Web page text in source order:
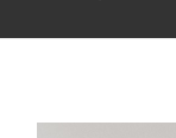
kalustamisen
kokemuksella.